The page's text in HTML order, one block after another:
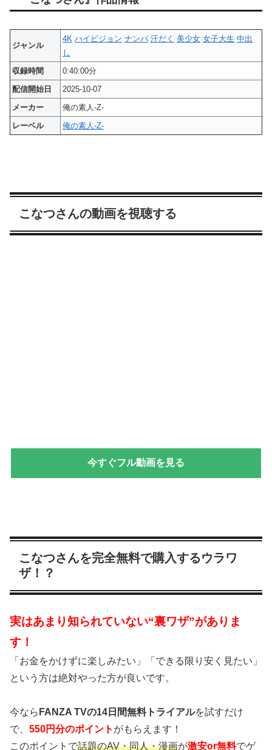
ジャンル
4K ハイビジョン ナンパ 汗だく 美少女 女子大生 中出
し
収録時間
0:40:00分
配信開始日
2025-10-07
メーカー
俺の素人-Z-
レーベル
俺の素人-Z-
こなつさんの動画を視聴する
今すぐフル動画を見る
こなつさんを完全無料で購入するウラワ
ザ！？
実はあまり知られていない“裏ワザ”がありま
す！
「お金をかけずに楽しみたい」「できる限り安く見たい」
という方は絶対やった方が良いです。
今なら FANZA TVの14日間無料トライアルを試すだけ
で、 550円分のポイント がもらえます！
このポイントで話題のAV・同人・漫画が激安or無料でゲ